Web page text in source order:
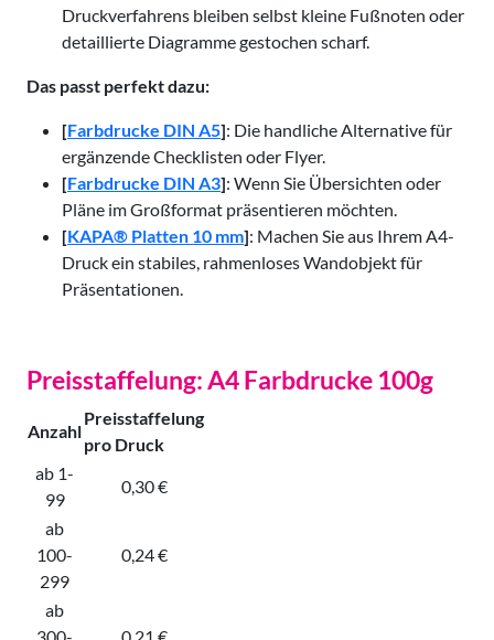
Druckverfahrens bleiben selbst kleine Fußnoten oder
detaillierte Diagramme gestochen scharf.
Das passt perfekt dazu:
[Farbdrucke DIN A5]: Die handliche Alternative für
ergänzende Checklisten oder Flyer.
[Farbdrucke DIN A3]: Wenn Sie Übersichten oder
Pläne im Großformat präsentieren möchten.
[KAPA® Platten 10 mm]: Machen Sie aus Ihrem A4-
Druck ein stabiles, rahmenloses Wandobjekt für
Präsentationen.
Preisstaffelung: A4 Farbdrucke 100g
Anzahl
Preisstaffelung
pro Druck
ab 1-
99
0,30 €
ab
100-
299
0,24 €
ab
300-
0,21 €